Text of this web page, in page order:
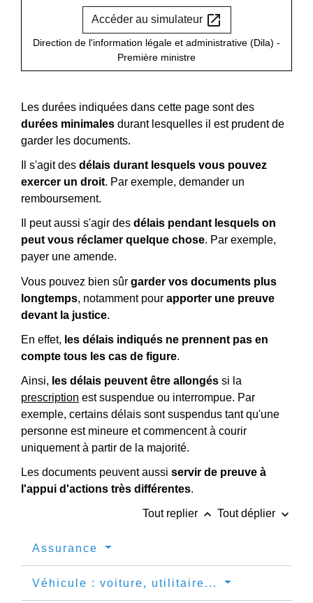
Accéder au simulateur open_in_new
Direction de l'information légale et administrative (Dila) -
Première ministre
Les durées indiquées dans cette page sont des
durées minimales durant lesquelles il est prudent de
garder les documents.
Il s'agit des délais durant lesquels vous pouvez
exercer un droit. Par exemple, demander un
remboursement.
Il peut aussi s'agir des délais pendant lesquels on
peut vous réclamer quelque chose. Par exemple,
payer une amende.
Vous pouvez bien sûr garder vos documents plus
longtemps, notamment pour apporter une preuve
devant la justice.
En effet, les délais indiqués ne prennent pas en
compte tous les cas de figure.
Ainsi, les délais peuvent être allongés si la
prescription est suspendue ou interrompue. Par
exemple, certains délais sont suspendus tant qu'une
personne est mineure et commencent à courir
uniquement à partir de la majorité.
Les documents peuvent aussi servir de preuve à
l'appui d'actions très différentes.
Tout replier keyboard_arrow_up Tout déplier keyboard_arrow_down
Assurance
Véhicule : voiture, utilitaire...